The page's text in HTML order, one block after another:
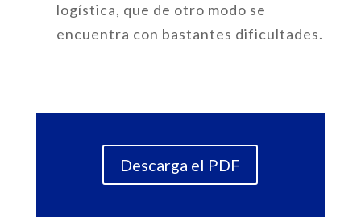
logística, que de otro modo se
encuentra con bastantes dificultades.
Descarga el PDF